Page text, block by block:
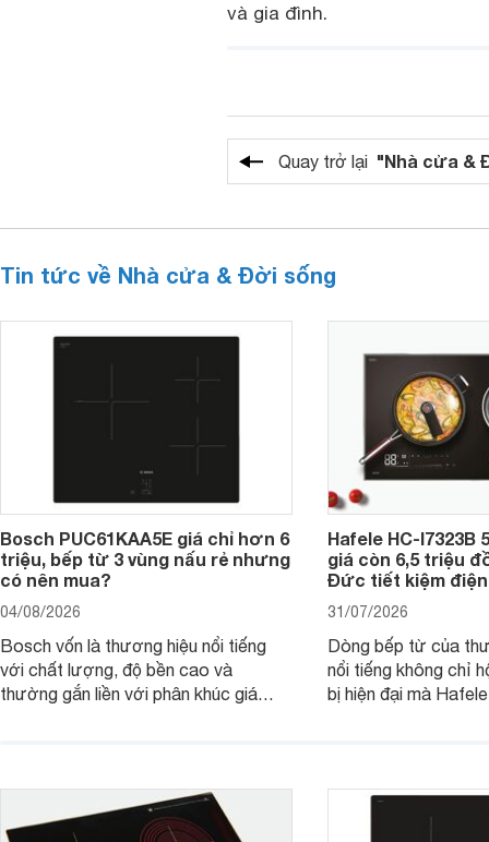
và gia đình.
Quay trở lại "Nhà cửa &
Tin tức về Nhà cửa & Đời sống
Bosch PUC61KAA5E giá chỉ hơn 6
triệu, bếp từ 3 vùng nấu rẻ nhưng
có nên mua?
04/08/2026
Bosch vốn là thương hiệu nổi tiếng
với chất lượng, độ bền cao và
thường gắn liền với phân khúc giá
đơn vị phân phối với mức giá khá dễ
tiếp cận, thu hút sự quan tâm của
nhiều người tiêu dùng.
Hafele HC-I7323B
giá còn 6,5 triệu
Đức tiết kiệm
31/07/2026
Dòng bếp từ của
nổi tiếng không chỉ
bị hiện đại mà
gia đình.